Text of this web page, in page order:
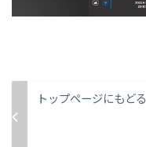
トップページにもどる